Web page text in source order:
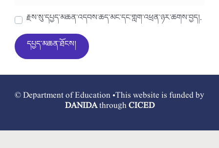
རྗེས་སུ་དཔྱད་མཆན་འདེབས་ཆེད་མིང་དང་གློག་འཕྲིན་ཉར་ཚགས་བྱེད།.
© Department of Education •This website is funded by
DANIDAthroughCICED